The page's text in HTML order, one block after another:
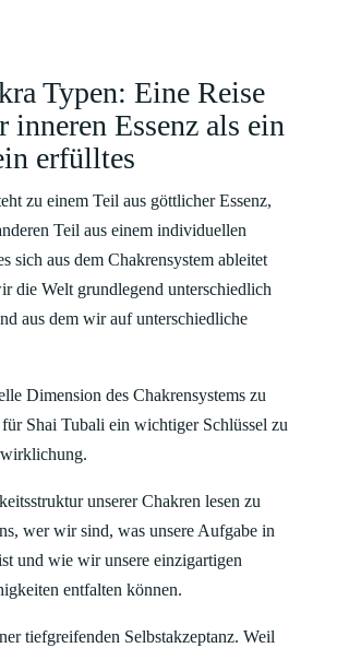
Typen: Eine Reise
inneren Essenz als ein
erfülltes
zu einem Teil aus göttlicher Essenz,
Teil aus einem individuellen
sich aus dem Chakrensystem ableitet
die Welt grundlegend unterschiedlich
aus dem wir auf unterschiedliche
Dimension des Chakrensystems zu
Shai Tubali ein wichtiger Schlüssel zu
unserer Chakren lesen zu
wer wir sind, was unsere Aufgabe in
und wie wir unsere einzigartigen
entfalten können.
tiefgreifenden Selbstakzeptanz. Weil